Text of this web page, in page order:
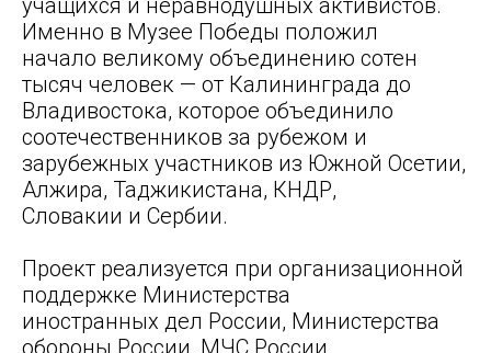
учащихся и неравнодушных активистов.
Именно в Музее Победы положил
начало великому объединению сотен
тысяч человек — от Калининграда до
Владивостока, которое объединило
соотечественников за рубежом и
зарубежных участников из Южной Осетии,
Алжира, Таджикистана, КНДР,
Словакии и Сербии.
Проект реализуется при организационной
поддержке Министерства
иностранных дел России, Министерства